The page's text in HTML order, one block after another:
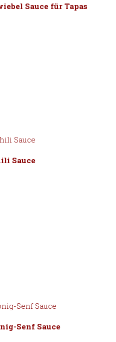
Sauce für Tapas
Sauce
Senf Sauce